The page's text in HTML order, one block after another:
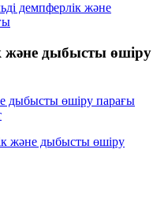
демпферлік және
және дыбысты өшіру